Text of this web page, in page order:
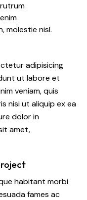
molestie nisl.
adipisicing
ut labore et
veniam, quis
nisi ut aliquip ex ea
dolor in
amet,
habitant morbi
fames ac